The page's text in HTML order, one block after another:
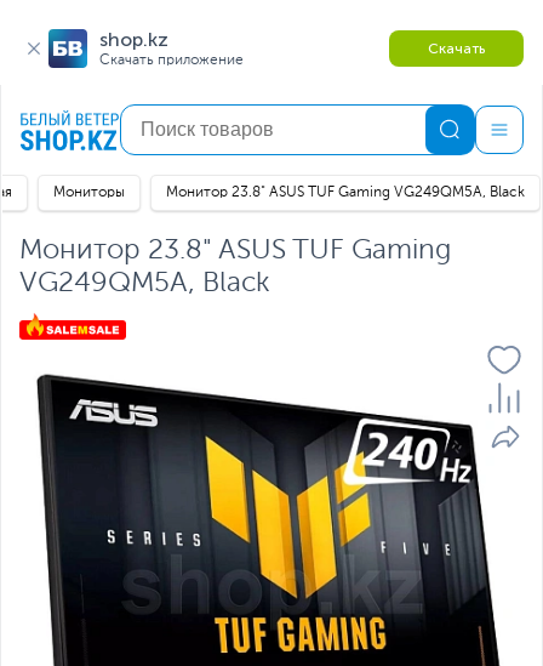
shop.kz
Скачать приложение
Скачать
Мониторы Монитор 23.8" ASUS TUF Gaming VG249QM5A, Black
Монитор 23.8" ASUS TUF Gaming
VG249QM5A, Black